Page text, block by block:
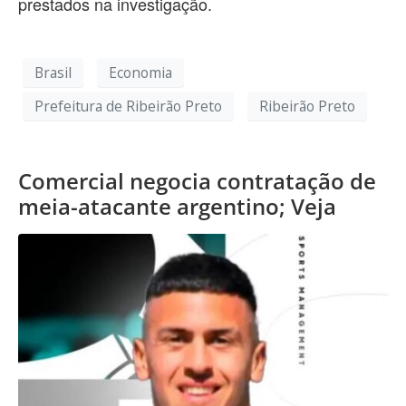
Brasil
Economia
Prefeitura de Ribeirão Preto
Ribeirão Preto
Comercial negocia contratação de
meia-atacante argentino; Veja